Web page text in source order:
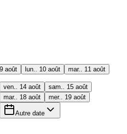
août lun.. 10 août mar.. 11 août
ven.. 14 août
sam.. 15 août
mar.. 18 août mer.. 19 août
Autre date